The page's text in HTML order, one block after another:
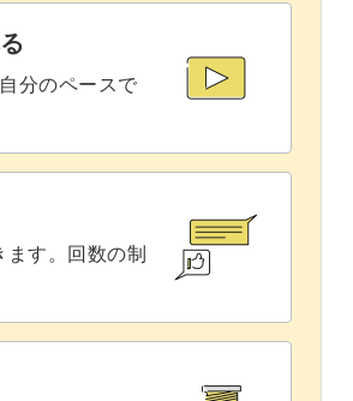
分のペースで
す。回数の制